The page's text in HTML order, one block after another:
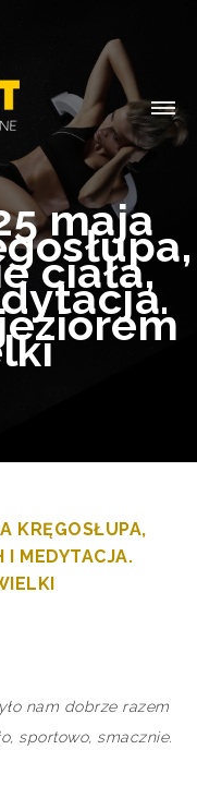
maja
ciała,
KRĘGOSŁUPA,
I MEDYTACJA.
nam dobrze razem
sportowo, smacznie.